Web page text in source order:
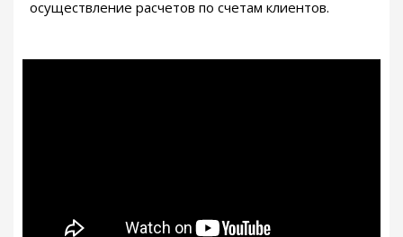
осуществление расчетов по счетам клиентов.